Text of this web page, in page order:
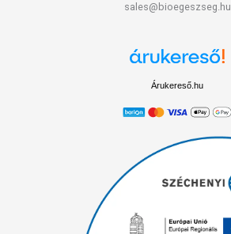
sales@bioegeszseg.hu
Árukereső.hu